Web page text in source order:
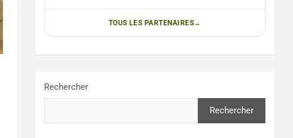
TOUS LES PARTENAIRES
Rechercher
Rechercher